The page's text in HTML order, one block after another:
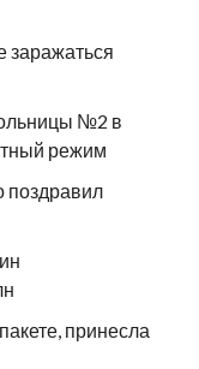
заражаться
№2 в
режим
поздравил
принесла